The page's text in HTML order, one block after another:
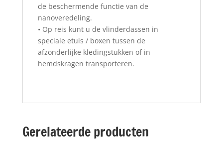
de beschermende functie van de
nanoveredeling.
• Op reis kunt u de vlinderdassen in
speciale etuis / boxen tussen de
afzonderlijke kledingstukken of in
hemdskragen transporteren.
Gerelateerde producten